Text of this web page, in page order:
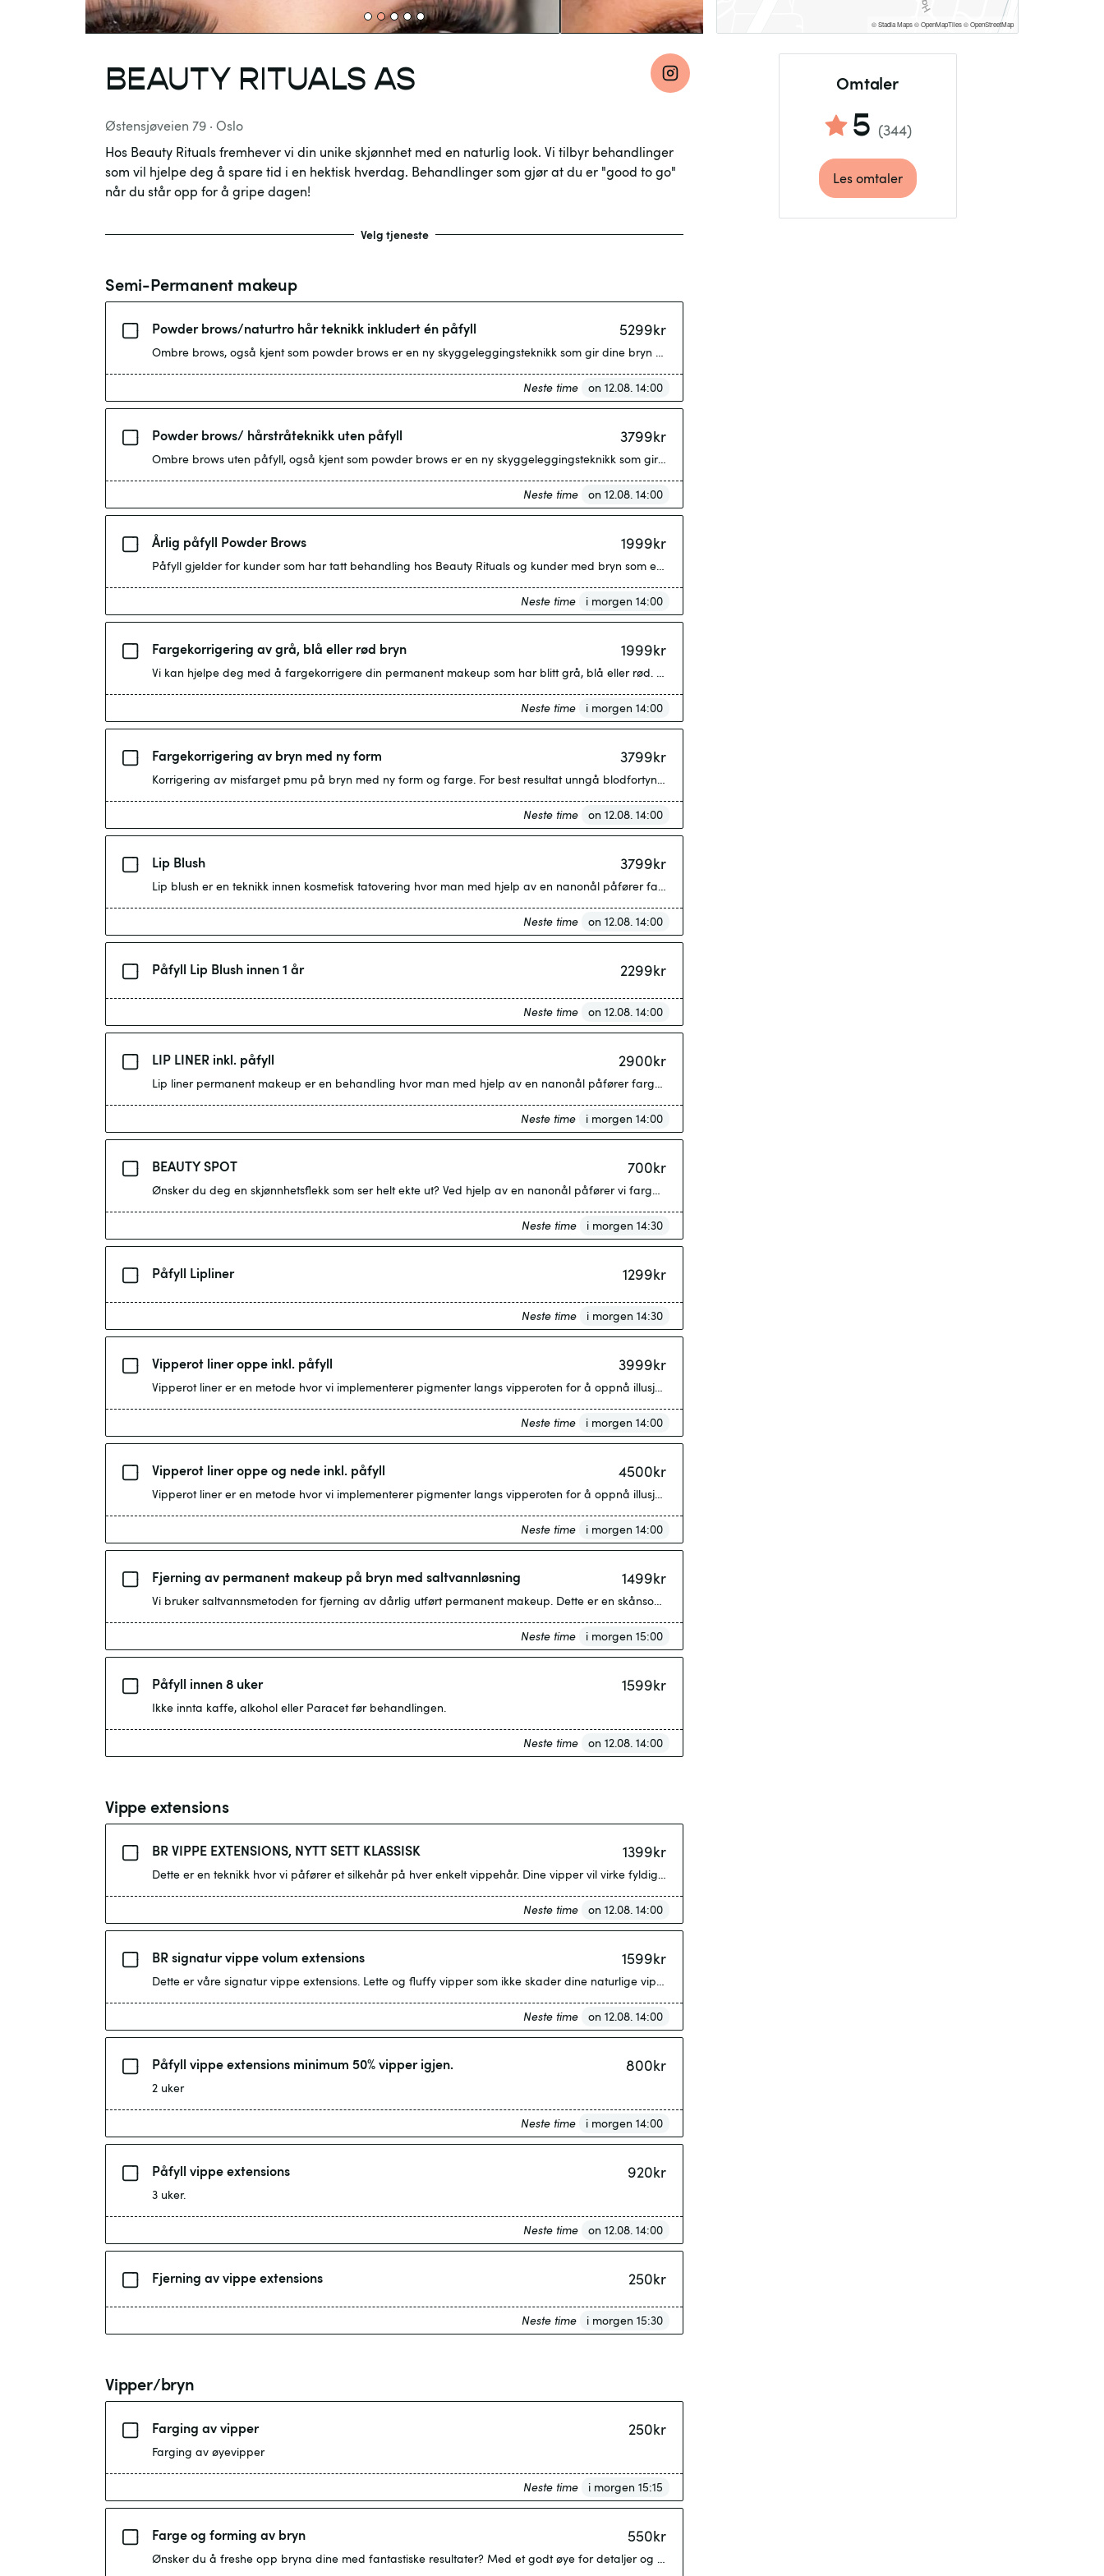
BEAUTY RITUALS AS
Østensjøveien 79 · Oslo
Hos Beauty Rituals fremhever vi din unike skjønnhet med en naturlig look. Vi tilbyr behandlinger
som vil hjelpe deg å spare tid i en hektisk hverdag. Behandlinger som gjør at du er "good to go"
når du står opp for å gripe dagen!
Velg tjeneste
Semi-Permanent makeup
Powder brows/naturtro hår teknikk inkludert én påfyll 5299kr
Neste time on 12.08. 14:00
Powder brows/ hårstråteknikk uten påfyll 3799kr
Neste time on 12.08. 14:00
Årlig påfyll Powder Brows 1999kr
Neste time i morgen 14:00
Fargekorrigering av grå, blå eller rød bryn 1999kr
Vi kan hjelpe deg med å fargekorrigere din permanent makeup som har blitt grå, blå eller rød. Vi benytter oss av fargekartet til å korrigere pigmenteringen. Ikke innta kaffe/
Neste time i morgen 14:00
Fargekorrigering av bryn med ny form 3799kr
Neste time on 12.08. 14:00
Lip Blush 3799kr
Neste time on 12.08. 14:00
Påfyll Lip Blush innen 1 år 2299kr
Neste time on 12.08. 14:00
LIP LINER inkl. påfyll 2900kr
Neste time i morgen 14:00
BEAUTY SPOT 700kr
Ønsker du deg en skjønnhetsflekk som ser helt ekte ut? Ved hjelp av en nanonål påfører vi fargepigment i huden for å lage skjønnhetsflekk, det er veldig lite til ingen smerte. Hvis
Neste time i morgen 14:30
Påfyll Lipliner 1299kr
Neste time i morgen 14:30
Vipperot liner oppe inkl. påfyll 3999kr
Vipperot liner er en metode hvor vi implementerer pigmenter langs vipperoten for å oppnå illusjon av fyldigere vipper. Dette gir et veldig naturlig inntrykk. Vi bruker en tynn
Neste time i morgen 14:00
Vipperot liner oppe og nede inkl. påfyll 4500kr
Vipperot liner er en metode hvor vi implementerer pigmenter langs vipperoten for å oppnå illusjon av fyldigere vipper. Dette gir et veldig naturlig inntrykk. Vi bruker en tynn
Neste time i morgen 14:00
Fjerning av permanent makeup på bryn med saltvannløsning 1499kr
Vi bruker saltvannsmetoden for fjerning av dårlig utført permanent makeup. Dette er en skånsom og sikker metode. I motsetning til laser så er denne metoden smertefri og
Neste time i morgen 15:00
Påfyll innen 8 uker 1599kr
Ikke innta kaffe, alkohol eller Paracet før behandlingen.
Neste time on 12.08. 14:00
Vippe extensions
BR VIPPE EXTENSIONS, NYTT SETT KLASSISK 1399kr
Dette er en teknikk hvor vi påfører et silkehår på hver enkelt vippehår. Dine vipper vil virke fyldigere og lenger uten at du trenger å gjøre noen ting. Du vil oppnå "maskara effekt".
Neste time on 12.08. 14:00
BR signatur vippe volum extensions 1599kr
Neste time on 12.08. 14:00
Påfyll vippe extensions minimum 50% vipper igjen. 800kr
2 uker
Neste time i morgen 14:00
Påfyll vippe extensions 920kr
3 uker.
Neste time on 12.08. 14:00
Fjerning av vippe extensions 250kr
Neste time i morgen 15:30
Vipper/bryn
Farging av vipper 250kr
Farging av øyevipper
Neste time i morgen 15:15
Farge og forming av bryn 550kr
Ønsker du å freshe opp bryna dine med fantastiske resultater? Med et godt øye for detaljer og ikke minst bryn så former, farger og styler vi dine bryn med et resultat du garantert
© Stadia Maps© OpenMapTiles© OpenStreetMap
Omtaler
5 (344)
Les omtaler